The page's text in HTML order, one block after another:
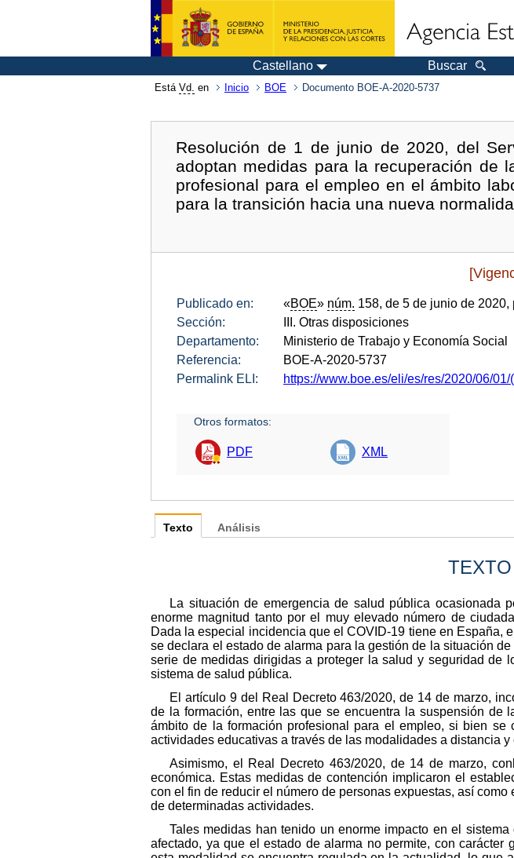
Castellano Buscar
Está Vd. en Inicio BOE Documento BOE-A-2020-5737
Resolución de 1 de junio de 2020, del
adoptan medidas para la recuperación de
profesional para el empleo en el ámbito
para la transición hacia una nueva
Publicado en: «BOE» núm. 158, de 5 de junio de
Sección:
III. Otras disposiciones
Departamento:
Ministerio de Trabajo y Economía Social
Referencia:
BOE-A-2020-5737
Permalink ELI:
https://www.boe.es/eli/es/res/2020/06/01/
Otros formatos:
PDF XML
Texto
La situación de emergencia de salud pública ocasionada
enorme magnitud tanto por el muy elevado número de
Dada la especial incidencia que el COVID-19 tiene en España,
se declara el estado de alarma para la gestión de la situación
serie de medidas dirigidas a proteger la salud y seguridad de
sistema de salud pública.
El artículo 9 del Real Decreto 463/2020, de 14 de marzo,
de la formación, entre las que se encuentra la suspensión de
ámbito de la formación profesional para el empleo, si bien
actividades educativas a través de las modalidades a distancia
Asimismo, el Real Decreto 463/2020, de 14 de marzo,
económica. Estas medidas de contención implicaron el
con el fin de reducir el número de personas expuestas, así
de determinadas actividades.
Tales medidas han tenido un enorme impacto en el
afectado, ya que el estado de alarma no permite, con
Análisis